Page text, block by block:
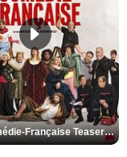
De la Comédie-Française Teaser VF